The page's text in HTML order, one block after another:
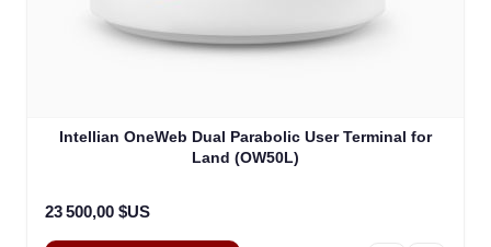
Intellian OneWeb Dual Parabolic User Terminal for
Land (OW50L)
23 500,00 $US